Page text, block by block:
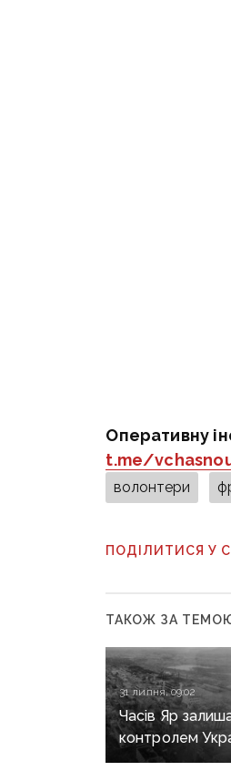
Оперативну
t.me/
волонтери
ПОДІЛИТИСЯ У
ТАКОЖ ЗА
31 липня, 09:02
Часів Яр
контролем
фактично